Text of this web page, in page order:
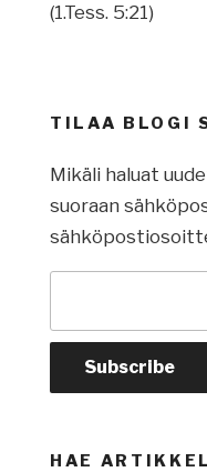
(1.Tess. 5:21)
TILAA BLOGI
Mikäli haluat
suoraan
HAE